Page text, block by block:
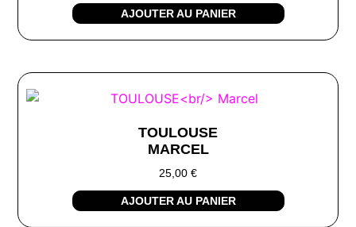
AJOUTER AU PANIER
TOULOUSE
MARCEL
25,00 €
AJOUTER AU PANIER